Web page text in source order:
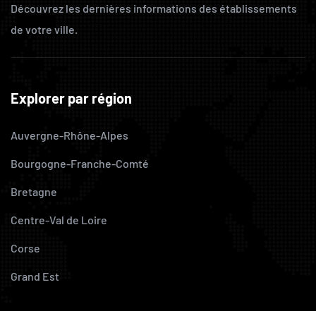
Découvrez les dernières informations des établissements
de votre ville.
Explorer par région
Auvergne-Rhône-Alpes
Bourgogne-Franche-Comté
Bretagne
Centre-Val de Loire
Corse
Grand Est